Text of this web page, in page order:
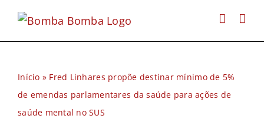
para
o
Início » Fred Linhares propõe destinar mínimo de 5%
de emendas parlamentares da saúde para ações de
saúde mental no SUS